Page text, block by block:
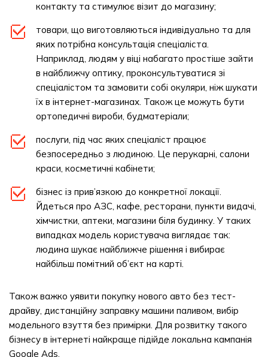
контакту та стимулює візит до магазину;
товари, що виготовляються індивідуально та для
яких потрібна консультація спеціаліста.
Наприклад, людям у віці набагато простіше зайти
в найближчу оптику, проконсультуватися зі
спеціалістом та замовити собі окуляри, ніж шукати
їх в інтернет-магазинах. Також це можуть бути
ортопедичні вироби, будматеріали;
послуги, під час яких спеціаліст працює
безпосередньо з людиною. Це перукарні, салони
краси, косметичні кабінети;
бізнес із прив’язкою до конкретної локації.
Йдеться про АЗС, кафе, ресторани, пункти видачі,
хімчистки, аптеки, магазини біля будинку. У таких
випадках модель користувача виглядає так:
людина шукає найближче рішення і вибирає
найбільш помітний об’єкт на карті.
Також важко уявити покупку нового авто без тест-
драйву, дистанційну заправку машини паливом, вибір
модельного взуття без примірки. Для розвитку такого
бізнесу в інтернеті найкраще підійде локальна кампанія
Google Ads.